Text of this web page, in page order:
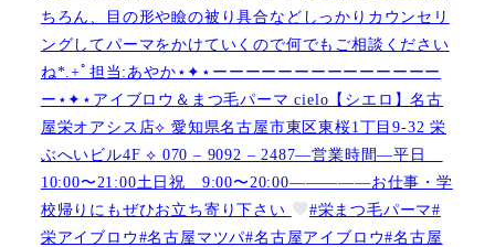
ちろん、目の形や瞼の被り具合などしっかりカウンセリ
ングしてパーマをかけていくので何でもご相談ください
ね︎︎︎*.+ﾟ担当:あやか⋆✦⋆ーーーーーーーーーーーーーー
ー⋆✦⋆アイブロウ＆まつ毛パーマ cielo【シエロ】名古
屋栄オアシス店︎︎⟡ 愛知県名古屋市東区東桜1丁目9-32 栄
ぶへいビル4F ︎︎⟡ 070 – 9092 – 2487—営業時間—平日
10:00〜21:00土日祝 9:00〜20:00—————お仕事・学
校帰りにもぜひお立ち寄り下さい
#栄まつ毛パーマ#
栄アイブロウ#名古屋マツパ#名古屋アイブロウ#名古屋